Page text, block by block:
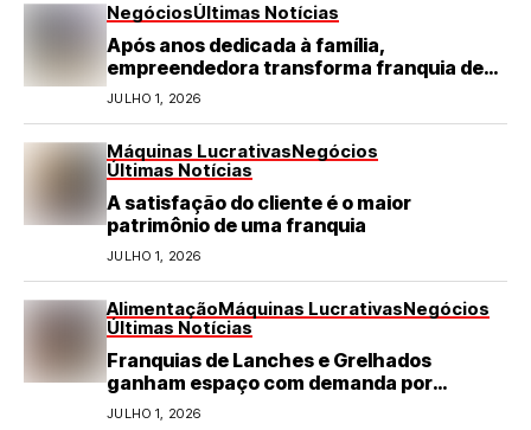
NegóciosÚltimas Notícias
Após anos dedicada à família,
empreendedora transforma franquia de
turismo em negócio de destaque no RN
JULHO 1, 2026
Máquinas LucrativasNegócios
Últimas Notícias
A satisfação do cliente é o maior
patrimônio de uma franquia
JULHO 1, 2026
AlimentaçãoMáquinas LucrativasNegócios
Últimas Notícias
Franquias de Lanches e Grelhados
ganham espaço com demanda por
refeições rápidas e de qualidade
JULHO 1, 2026